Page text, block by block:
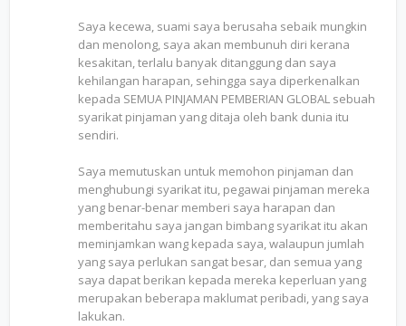
Saya kecewa, suami saya berusaha sebaik mungkin
dan menolong, saya akan membunuh diri kerana
kesakitan, terlalu banyak ditanggung dan saya
kehilangan harapan, sehingga saya diperkenalkan
kepada SEMUA PINJAMAN PEMBERIAN GLOBAL sebuah
syarikat pinjaman yang ditaja oleh bank dunia itu
sendiri.
Saya memutuskan untuk memohon pinjaman dan
menghubungi syarikat itu, pegawai pinjaman mereka
yang benar-benar memberi saya harapan dan
memberitahu saya jangan bimbang syarikat itu akan
meminjamkan wang kepada saya, walaupun jumlah
yang saya perlukan sangat besar, dan semua yang
saya dapat berikan kepada mereka keperluan yang
merupakan beberapa maklumat peribadi, yang saya
lakukan.